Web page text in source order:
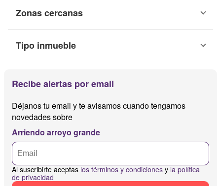
Zonas cercanas
Tipo inmueble
Recibe alertas por email
Déjanos tu email y te avisamos cuando tengamos
novedades sobre
Arriendo arroyo grande
Al suscribirte aceptas los términos y condiciones y la política
de privacidad